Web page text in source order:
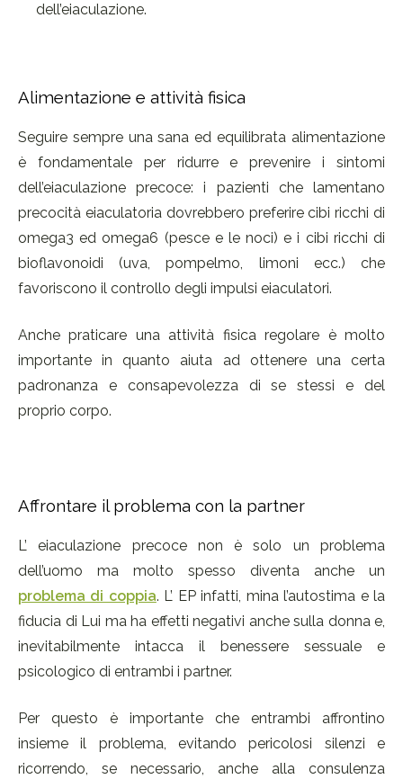
dell’eiaculazione.
Alimentazione e attività fisica
Seguire sempre una sana ed equilibrata alimentazione
è fondamentale per ridurre e prevenire i sintomi
dell’eiaculazione precoce: i pazienti che lamentano
precocità eiaculatoria dovrebbero preferire cibi ricchi di
omega3 ed omega6 (pesce e le noci) e i cibi ricchi di
bioflavonoidi (uva, pompelmo, limoni ecc.) che
favoriscono il controllo degli impulsi eiaculatori.
Anche praticare una attività fisica regolare è molto
importante in quanto aiuta ad ottenere una certa
padronanza e consapevolezza di se stessi e del
proprio corpo.
Affrontare il problema con la partner
L’ eiaculazione precoce non è solo un problema
dell’uomo ma molto spesso diventa anche un
problema di coppia. L’ EP infatti, mina l’autostima e la
fiducia di Lui ma ha effetti negativi anche sulla donna e,
inevitabilmente intacca il benessere sessuale e
psicologico di entrambi i partner.
Per questo è importante che entrambi affrontino
insieme il problema, evitando pericolosi silenzi e
ricorrendo, se necessario, anche alla consulenza